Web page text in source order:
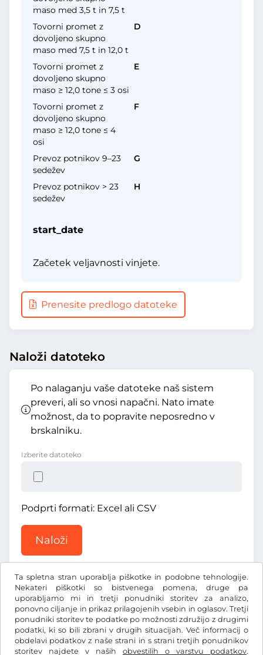
Ta spletna stran uporablja piškotke in podobne tehnologije.
Nekateri piškotki so bistvenega pomena, druge pa
uporabljamo mi in tretji ponudniki storitev za analizo,
ponovno ciljanje in prikaz prilagojenih vsebin in oglasov. Tretji
ponudniki storitev te podatke po možnosti združijo z drugimi
podatki, ki so bili zbrani v drugih situacijah. Več informacij o
obdelavi podatkov z naše strani in s strani tretjih ponudnikov
storitev najdete v naših obvestilih o varstvu podatkov.
maso med 3,5 t in 7,5 t
Tovorni promet z
dovoljeno skupno
maso med 7,5 t in 12,0 t
D
Tovorni promet z
dovoljeno skupno
maso ≥ 12,0 tone ≤ 3 osi
E
Tovorni promet z
dovoljeno skupno
maso ≥ 12,0 tone ≤ 4
osi
F
Prevoz potnikov 9–23
sedežev
G
Prevoz potnikov > 23
sedežev
H
start_date
Začetek veljavnosti vinjete.
Prenesite predlogo datoteke
Naloži datoteko
Po nalaganju vaše datoteke naš sistem
preveri, ali so vnosi napačni. Nato imate
možnost, da to popravite neposredno v
brskalniku.
Izberite datoteko
Podprti formati: Excel ali CSV
Naloži
dkr.DKK